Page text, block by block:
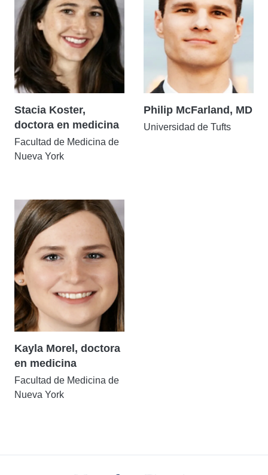
Stacia Koster,
doctora en medicina
Facultad de Medicina de
Nueva York
Philip McFarland, MD
Universidad de Tufts
Kayla Morel, doctora
en medicina
Facultad de Medicina de
Nueva York